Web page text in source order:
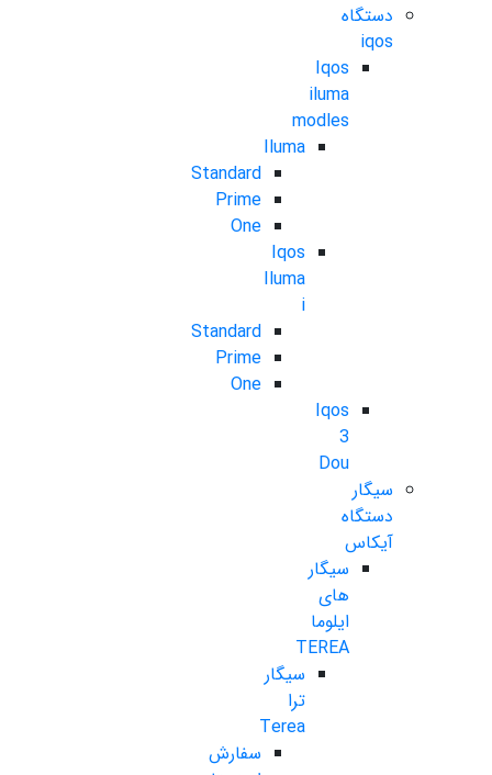
دستگاه
iqos
Iqos
iluma
modles
Iluma
Standard
Prime
One
Iqos
Iluma
i
Standard
Prime
One
Iqos
3
Dou
سیگار
دستگاه
آیکاس
سیگار
های
ایلوما
TEREA
سیگار
ترا
Terea
سفارش